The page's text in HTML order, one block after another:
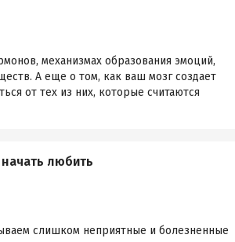
механизмах образования эмоций,
А еще о том, как ваш мозг создает
от тех из них, которые считаются
любить
слишком неприятные и болезненные